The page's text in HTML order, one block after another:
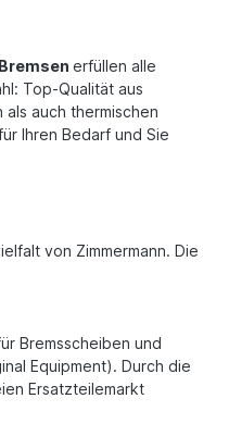
erfüllen alle
Top-Qualität aus
auch thermischen
Ihren Bedarf und Sie
von Zimmermann. Die
Bremsscheiben und
Equipment). Durch die
Ersatzteilemarkt